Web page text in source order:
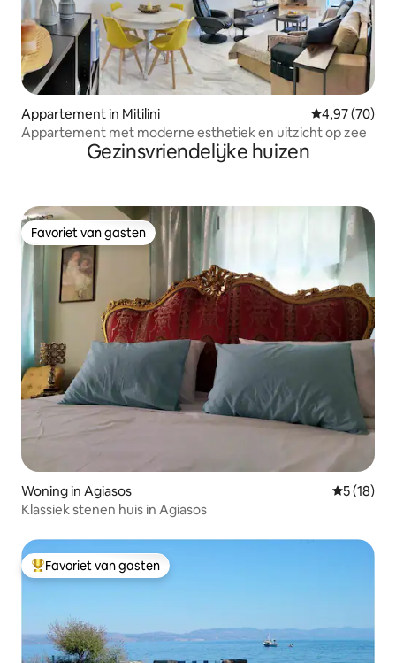
Appartement in Mitilini Gemiddelde
4,97 (70)
Appartement met moderne esthetiek en uitzicht op zee
Gezinsvriendelijke huizen
Favoriet van gasten
Favoriet van gasten
Woning in Agiasos
5 (18)
Klassiek stenen huis in Agiasos
Topfavoriet van gasten
Favoriet van gasten